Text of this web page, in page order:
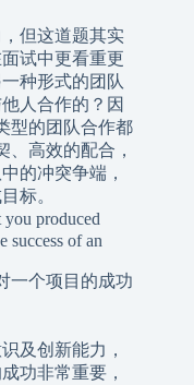
但这道题其实
试中更看重更
种形式的团队
人合作的？因
型的团队合作都
、高效的配合，
的冲突争端，
标。
you produced
success of an
一个项目的成功
及创新能力，
功非常重要，